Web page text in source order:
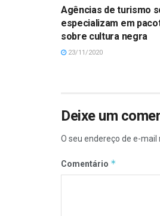
Agências de turismo
especializam em
sobre cultura negra
23/11/2020
Deixe um
O seu endereço de e-mail
Comentário *